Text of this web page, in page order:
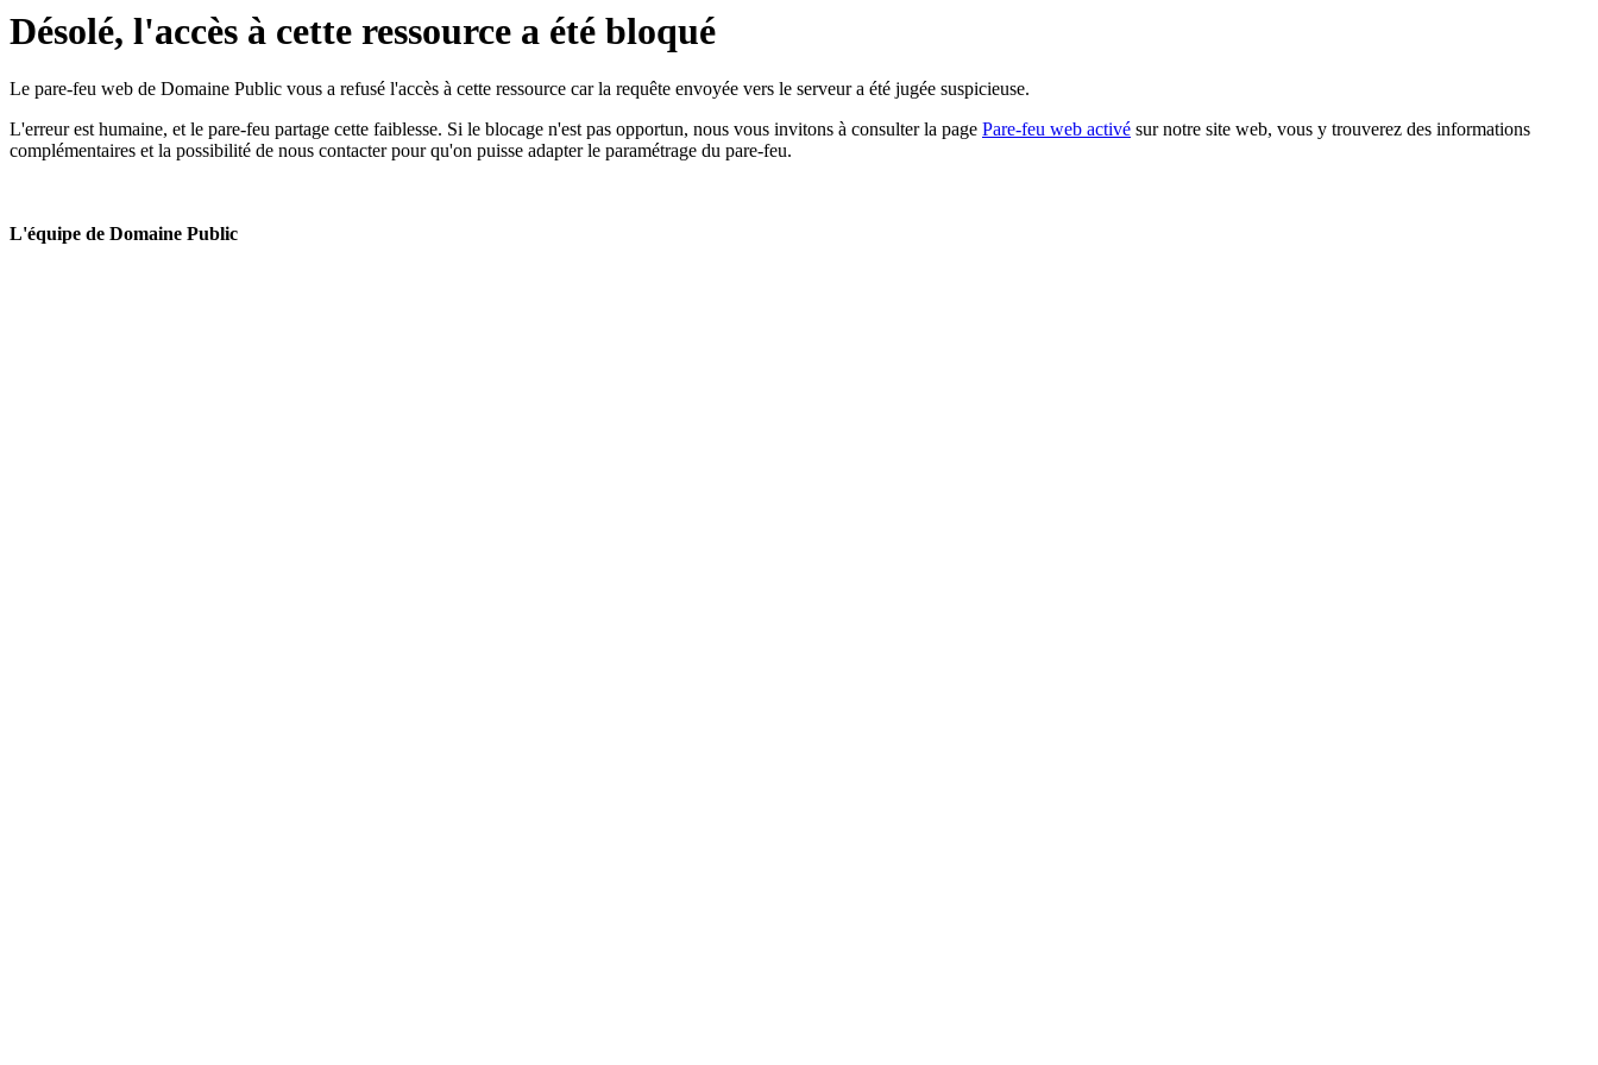
Désolé, l'accès à cette ressource a été bloqué
Le pare-feu web de Domaine Public vous a refusé l'accès à cette ressource car la requête envoyée vers le serveur a été jugée suspicieuse.
L'erreur est humaine, et le pare-feu partage cette faiblesse. Si le blocage n'est pas opportun, nous vous invitons à consulter la page Pare-feu web activé sur notre site web, vous y trouverez des informations
complémentaires et la possibilité de nous contacter pour qu'on puisse adapter le paramétrage du pare-feu.
L'équipe de Domaine Public